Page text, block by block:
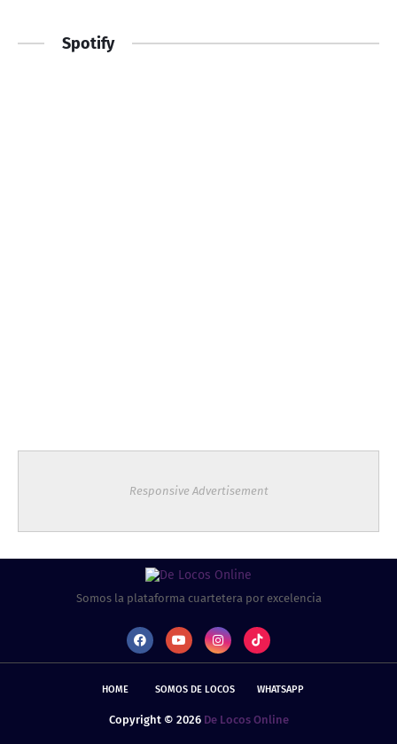
Spotify
Responsive Advertisement
Somos la plataforma cuartetera por excelencia
HOME SOMOS DE LOCOS WHATSAPP
Copyright © 2026 De Locos Online